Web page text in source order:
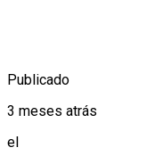
Publicado
3 meses atrás
el